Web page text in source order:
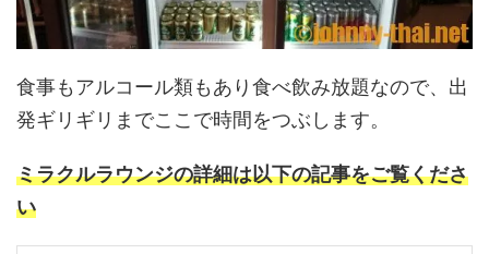
食事もアルコール類もあり食べ飲み放題なので、出
発ギリギリまでここで時間をつぶします。
ミラクルラウンジの詳細は以下の記事をご覧くださ
い